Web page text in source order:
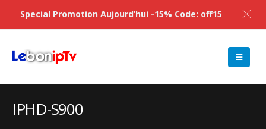
IPHD-S900
Special Promotion Aujourd’hui -15% Code: off15